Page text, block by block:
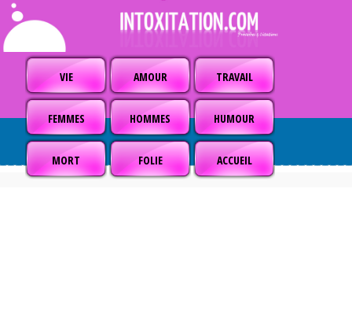
VIE AMOUR TRAVAIL
FEMMES HOMMES HUMOUR
MORT FOLIE ACCUEIL